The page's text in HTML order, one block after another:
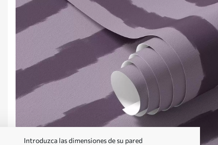
Introduzca las dimensiones de su pared